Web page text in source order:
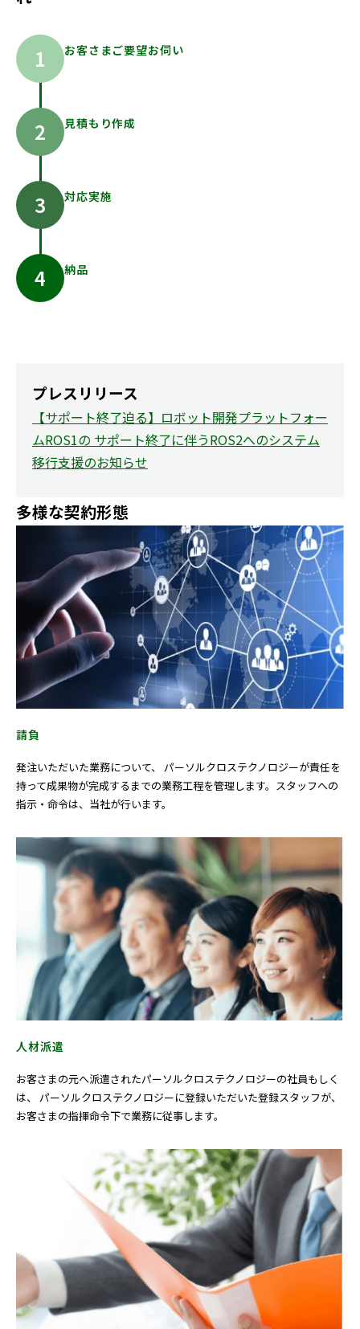
お客さまご要望お伺い
見積もり作成
対応実施
納品
プレスリリース
【サポート終了迫る】ロボット開発プラットフォー
ムROS1の サポート終了に伴うROS2へのシステム
移行支援のお知らせ
多様な契約形態
請負
発注いただいた業務について、 パーソルクロステクノロジーが責任を
持って成果物が完成するまでの業務工程を管理します。スタッフへの
指示・命令は、当社が行います。
人材派遣
お客さまの元へ派遣されたパーソルクロステクノロジーの社員もしく
は、 パーソルクロステクノロジーに登録いただいた登録スタッフが、
お客さまの指揮命令下で業務に従事します。